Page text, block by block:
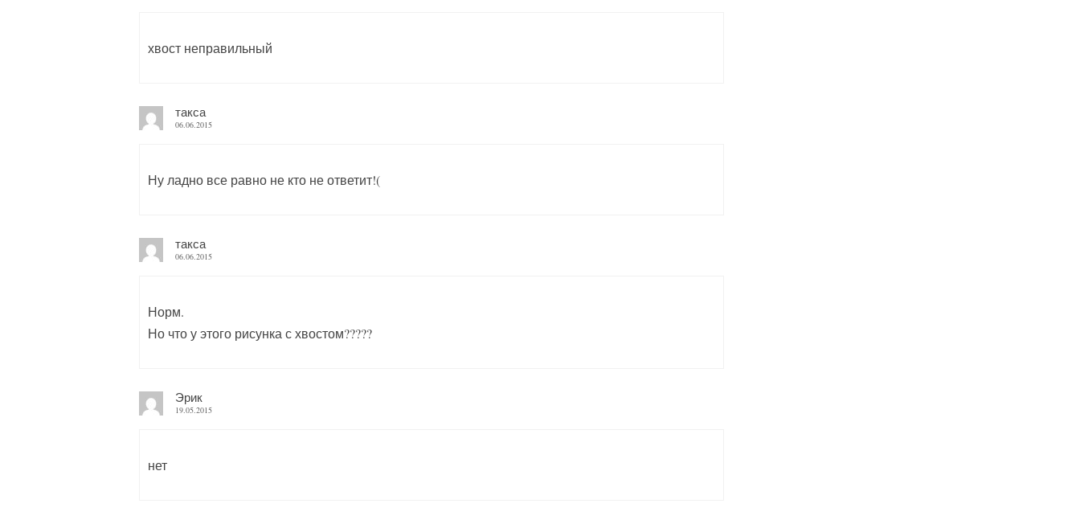
хвост неправильный
такса
06.06.2015
Ну ладно все равно не кто не ответит!(
такса
06.06.2015
Норм.
Но что у этого рисунка с хвостом?????
Эрик
19.05.2015
нет